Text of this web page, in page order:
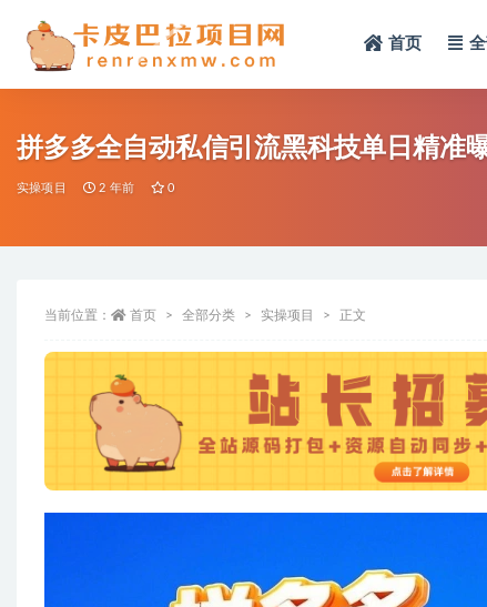
首页
拼多多全自动私信引流黑科技单日精准
实操项目 2 年前 0
当前位置： 首页 全部分类 实操项目 正文